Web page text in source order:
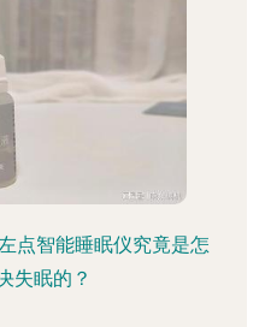
点智能睡眠仪究竟是怎
失眠的？